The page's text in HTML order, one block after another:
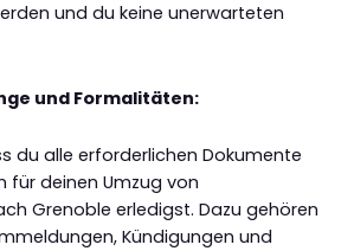
und du keine unerwarteten
und Formalitäten:
du alle erforderlichen Dokumente
für deinen Umzug von
Grenoble erledigst. Dazu gehören
Kündigungen und